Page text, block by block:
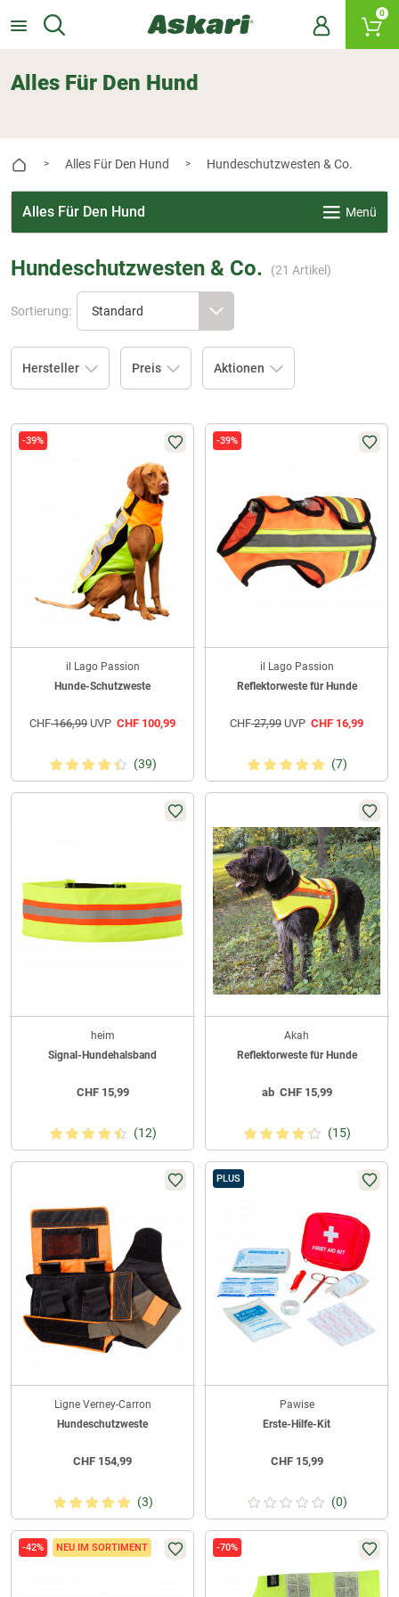
0
Alles Für Den Hund
> Alles Für Den Hund > Hundeschutzwesten & Co.
Alles Für Den Hund Menü
Hundeschutzwesten & Co. (21 Artikel)
Sortierung:
Hersteller Preis Aktionen
-39%
il Lago Passion
Hunde-Schutzweste
CHF166,99 UVP CHF 100,99
(39)
-39%
il Lago Passion
Reflektorweste für Hunde
CHF27,99 UVP CHF 16,99
(7)
heim
Signal-Hundehalsband
CHF15,99
(12)
Akah
Reflektorweste für Hunde
ab CHF15,99
(15)
Ligne Verney-Carron
Hundeschutzweste
CHF 154,99
(3)
PLUS
Pawise
Erste-Hilfe-Kit
CHF15,99
(0)
-42% NEU IM SORTIMENT -70%